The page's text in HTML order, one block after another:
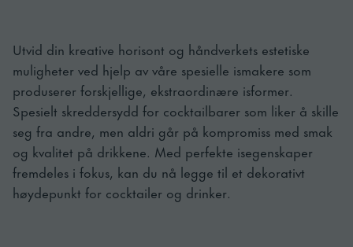
Utvid din kreative horisont og håndverkets estetiske
muligheter ved hjelp av våre spesielle ismakere som
produserer forskjellige, ekstraordinære isformer.
Spesielt skreddersydd for cocktailbarer som liker å skille
seg fra andre, men aldri går på kompromiss med smak
og kvalitet på drikkene. Med perfekte isegenskaper
fremdeles i fokus, kan du nå legge til et dekorativt
høydepunkt for cocktailer og drinker.